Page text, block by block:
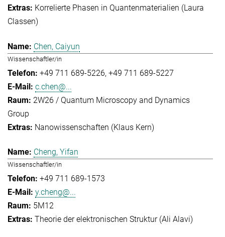
Korrelierte Phasen in Quantenmaterialien (Laura
Classen)
Chen, Caiyun
Wissenschaftler/in
+49 711 689-5226 +49 711 689-5227
c.chen@...
2W26 / Quantum Microscopy and Dynamics
Group
Nanowissenschaften (Klaus Kern)
Cheng, Yifan
Wissenschaftler/in
+49 711 689-1573
y.cheng@...
5M12
Theorie der elektronischen Struktur (Ali Alavi)